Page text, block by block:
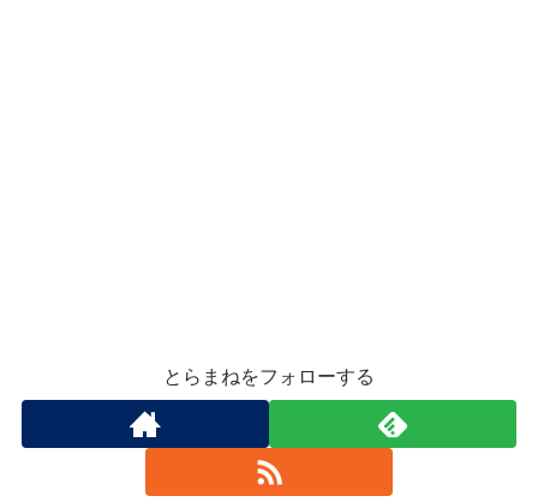
とらまねをフォローする